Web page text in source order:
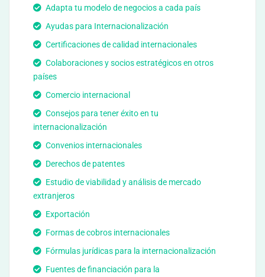
Adapta tu modelo de negocios a cada país
Ayudas para Internacionalización
Certificaciones de calidad internacionales
Colaboraciones y socios estratégicos en otros
países
Comercio internacional
Consejos para tener éxito en tu
internacionalización
Convenios internacionales
Derechos de patentes
Estudio de viabilidad y análisis de mercado
extranjeros
Exportación
Formas de cobros internacionales
Fórmulas jurídicas para la internacionalización
Fuentes de financiación para la